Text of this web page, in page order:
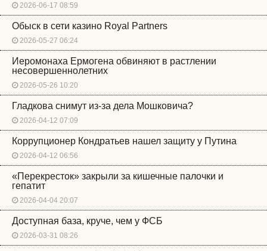
2026-06-17 08:59
Обыск в сети казино Royal Partners
2026-05-27 06:24
Иеромонаха Ермогена обвиняют в растлении
несовершеннолетних
2026-05-26 10:20
Гладкова снимут из-за дела Мошковича?
2026-04-12 07:09
Коррупционер Кондратьев нашел защиту у Путина
2026-04-12 06:56
«Перекресток» закрыли за кишечные палочки и
гепатит
2026-04-04 20:07
Доступная база, круче, чем у ФСБ
2026-03-31 08:26